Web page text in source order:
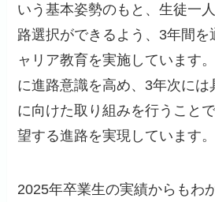
いう基本姿勢のもと、生徒一
路選択ができるよう、3年間を
ャリア教育を実施しています
に進路意識を高め、3年次には
に向けた取り組みを行うこと
望する進路を実現しています。
2025年卒業生の実績からもわ